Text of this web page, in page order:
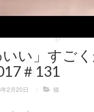
いい」すご
＃131
2月20日 / 猫